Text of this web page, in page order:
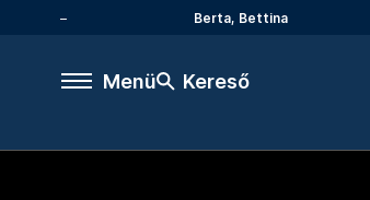
Berta, Bettina
Menü Kereső